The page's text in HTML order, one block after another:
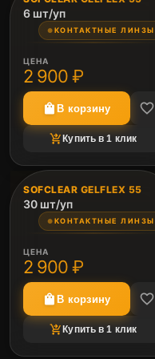
НЕТ ФОТО
6 шт/уп
● КОНТАКТНЫЕ ЛИНЗЫ
ЦЕНА
2 900 ₽
shopping_bagВ корзину favorite_border
shopping_cart_checkoutКупить в 1 клик
image_not_supported
НЕТ ФОТО
SOFCLEAR GELFLEX 55
30 шт/уп
● КОНТАКТНЫЕ ЛИНЗЫ
ЦЕНА
2 900 ₽
shopping_bagВ корзину favorite_border
shopping_cart_checkoutКупить в 1 клик